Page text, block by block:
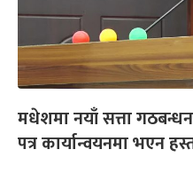
मधेशमा नयाँ सत्ता
पत्र कार्यान्वयनमा भएन